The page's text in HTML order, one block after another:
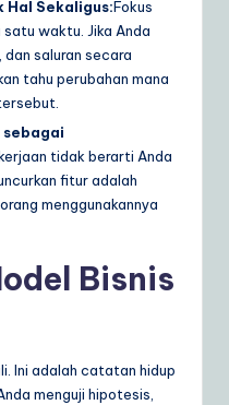
Hal Sekaligus:Fokus
waktu. Jika Anda
dan saluran secara
tahu perubahan mana
sebagai
tidak berarti Anda
fitur adalah
menggunakannya
Bisnis
Ini adalah catatan hidup
menguji hipotesis,